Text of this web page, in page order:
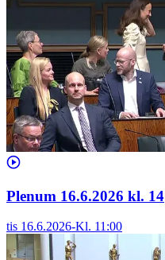
Plenum 16.6.2026 kl. 14
tis 16.6.2026-Kl. 11:00